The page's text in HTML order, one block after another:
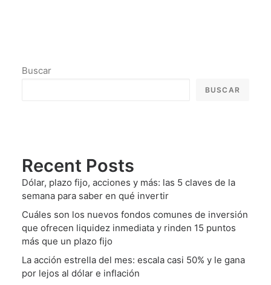
Buscar
BUSCAR
Recent Posts
Dólar, plazo fijo, acciones y más: las 5 claves de la
semana para saber en qué invertir
Cuáles son los nuevos fondos comunes de inversión
que ofrecen liquidez inmediata y rinden 15 puntos
más que un plazo fijo
La acción estrella del mes: escala casi 50% y le gana
por lejos al dólar e inflación